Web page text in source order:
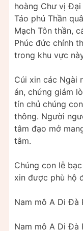
hoàng Chư vị
Táo phủ Thần
Mạch Tôn thần,
Phúc đức chính
trong khu vực
Cúi xin các Ngài
án, chứng giám
tín chủ chúng
thông. Người
tâm đạo mở
tâm.
Chúng con lễ
xin được phù hộ
Nam mô A Di Đà
Nam mô A Di Đà